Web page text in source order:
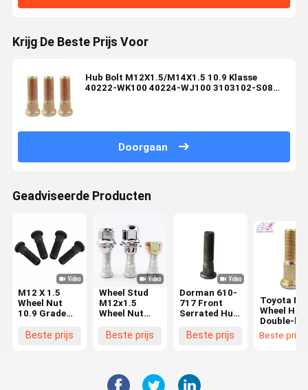
Krijg De Beste Prijs Voor
Hub Bolt M12X1.5/M14X1.5 10.9 Klasse
40222-WK100 40224-WJ100 3103102-S08
Doorgaan
Geadviseerde Producten
M12 X 1.5
Wheel Nut
10.9 Grade
Hoofdgrootte
Beste prijs
Wheel Stud
M12x1.5
Wheel Nut
Grade
Toyota,
Hyundai,
Beste prijs
Dorman 610-
717 Front
Serrated Hub
M14X1.50
Ford
Beste prijs
Toyota
Wheel Hub
Double-
Bolt 1/2' X
1/4' UNF
Beste prijs